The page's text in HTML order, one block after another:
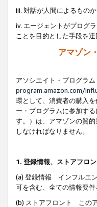
iii. 対話が人間によるもの
iv. エージェントがプログ
ことを目的とした手段を
アマゾン
アソシエイト・プログラム
program.amazon.com/
環として、消費者の購入
ー・プログラムに参加す
す。）は、アマゾンの質
しなければなりません。
1. 登録情報、ストアフロン
(a) 登録情報 インフルエ
可を含む、全ての情報要件
(b) ストアフロント この